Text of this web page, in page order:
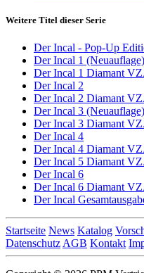
Weitere Titel dieser Serie
Der Incal - Pop-Up
Der Incal 1 (Neuauflage)
Der Incal 1 Diamant
Der Incal 2
Der Incal 2 Diamant
Der Incal 3 (Neuauflage)
Der Incal 3 Diamant
Der Incal 4
Der Incal 4 Diamant
Der Incal 5 Diamant
Der Incal 6
Der Incal 6 Diamant
Der Incal
Startseite News Katalog
Datenschutz AGB Kontakt